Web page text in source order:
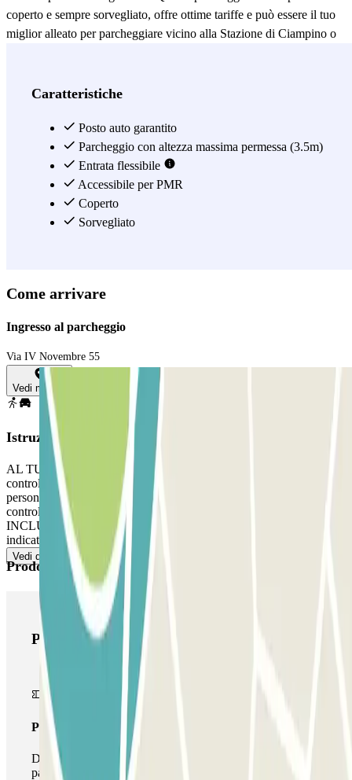
coperto e sempre sorvegliato, offre ottime tariffe e può essere il tuo
miglior alleato per parcheggiare vicino alla Stazione di Ciampino o
proprio di fronte alla stazione. Prenota il tuo posto auto
Roma velocemente e senza preoccuparti del traffico.
Vedi di più
Caratteristiche
Posto auto garantito
Parcheggio con altezza massima permessa (3.5m)
Entrata flessibile
Accessibile per PMR
Coperto
Sorvegliato
Come arrivare
Ingresso al parcheggio
Via IV Novembre 55
Vedi mappa
Istruzioni
AL TUO ARRIVO: Accedi al parcheggio. Vai alla cabina di
controllo con la tua prenotazione Parclick. Segui le indicazioni del
personale. PER USCIRE / AL TUO RITORNO: Vai alla cabina di
controllo con la tua prenotazione Parclick. SE IL TUO PASS
INCLUDE ENTRATE E USCITE ILLIMITATE: Segui il processo
indicato precedentemente per entrare e uscire.
Vedi di più
Prodotti di Parclick
Prodotti di Parclick
Pass unico
Durante il tuo soggiorno potrai entrare e uscire dal
parcheggio una sola volta